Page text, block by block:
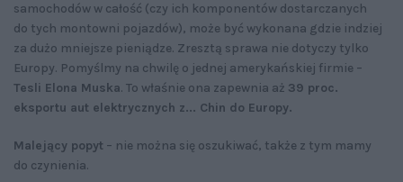
samochodów w całość (czy ich komponentów dostarczanych
do tych montowni pojazdów), może być wykonana gdzie indziej
za dużo mniejsze pieniądze. Zresztą sprawa nie dotyczy tylko
Europy. Pomyślmy na chwilę o jednej amerykańskiej firmie –
Tesli Elona Muska. To właśnie ona zapewnia aż 39 proc.
eksportu aut elektrycznych z... Chin do Europy.
Malejący popyt – nie można się oszukiwać, także z tym mamy
do czynienia.